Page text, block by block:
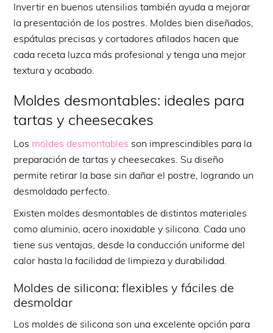
Invertir en buenos utensilios también ayuda a mejorar
la presentación de los postres. Moldes bien diseñados,
espátulas precisas y cortadores afilados hacen que
cada receta luzca más profesional y tenga una mejor
textura y acabado.
Moldes desmontables: ideales para
tartas y cheesecakes
Los moldes desmontables son imprescindibles para la
preparación de tartas y cheesecakes. Su diseño
permite retirar la base sin dañar el postre, logrando un
desmoldado perfecto.
Existen moldes desmontables de distintos materiales
como aluminio, acero inoxidable y silicona. Cada uno
tiene sus ventajas, desde la conducción uniforme del
calor hasta la facilidad de limpieza y durabilidad.
Moldes de silicona: flexibles y fáciles de
desmoldar
Los moldes de silicona son una excelente opción para